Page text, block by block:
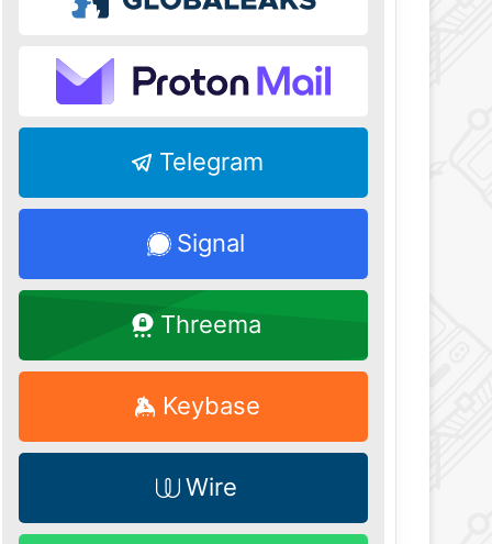
Telegram
Signal
Threema
Keybase
Wire